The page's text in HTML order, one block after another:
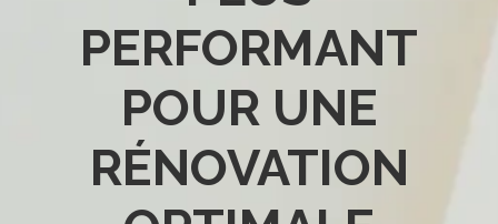
PERFORMANT
POUR UNE
RÉNOVATION